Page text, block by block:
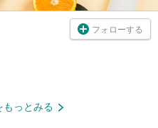
フォローする
もっとみる